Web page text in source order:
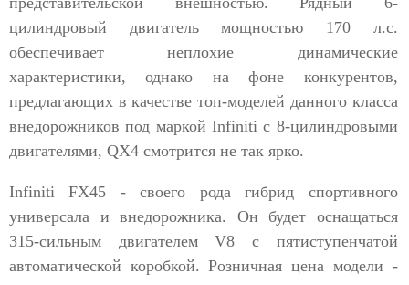
цилиндровый двигатель мощностью 170 л.с.
обеспечивает неплохие динамические
характеристики, однако на фоне конкурентов,
предлагающих в качестве топ-моделей данного класса
внедорожников под маркой Infiniti с 8-цилиндровыми
двигателями, QX4 смотрится не так ярко.
Infiniti FX45 - своего рода гибрид спортивного
универсала и внедорожника. Он будет оснащаться
315-сильным двигателем V8 с пятиступенчатой
автоматической коробкой. Розничная цена модели -